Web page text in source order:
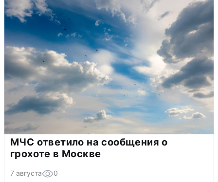
МЧС ответило на сообщения о
грохоте в Москве
7 августа 0